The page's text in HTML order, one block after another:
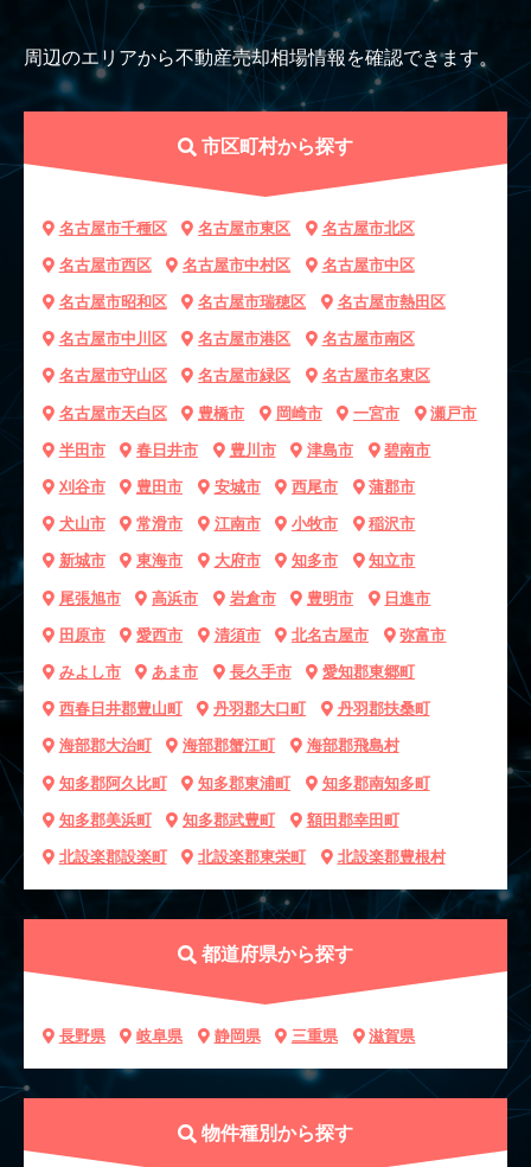
周辺のエリアから不動産売却相場情報を確認できます。
市区町村から探す
名古屋市千種区 名古屋市東区 名古屋市北区
名古屋市西区 名古屋市中村区 名古屋市中区
名古屋市昭和区 名古屋市瑞穂区 名古屋市熱田区
名古屋市中川区 名古屋市港区 名古屋市南区
名古屋市守山区 名古屋市緑区 名古屋市名東区
名古屋市天白区 豊橋市 岡崎市 一宮市 瀬戸市
半田市 春日井市 豊川市 津島市 碧南市
刈谷市 豊田市 安城市 西尾市 蒲郡市
犬山市 常滑市 江南市 小牧市 稲沢市
新城市 東海市 大府市 知多市 知立市
尾張旭市 高浜市 岩倉市 豊明市 日進市
田原市 愛西市 清須市 北名古屋市 弥富市
みよし市 あま市 長久手市 愛知郡東郷町
西春日井郡豊山町 丹羽郡大口町 丹羽郡扶桑町
海部郡大治町 海部郡蟹江町 海部郡飛島村
知多郡阿久比町 知多郡東浦町 知多郡南知多町
知多郡美浜町 知多郡武豊町 額田郡幸田町
北設楽郡設楽町 北設楽郡東栄町 北設楽郡豊根村
都道府県から探す
長野県 岐阜県 静岡県 三重県 滋賀県
物件種別から探す